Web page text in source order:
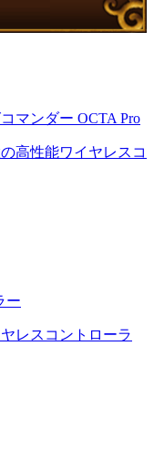
マンダー OCTA Pro
高性能ワイヤレスコ
ー
レスコントローラ